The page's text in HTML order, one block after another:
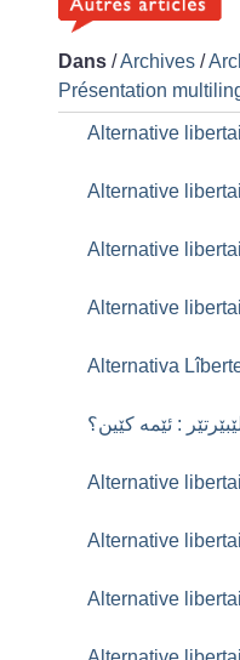
Dans /Archives /
Présentation
Alternative
Alternative
Alternative
Alternative
Alternativa
: ئێمە کێین؟
Alternative
Alternative
Alternative